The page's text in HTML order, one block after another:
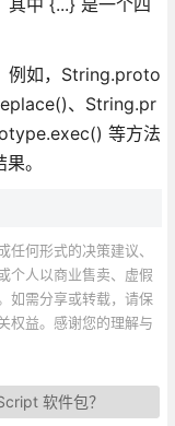
例如，String.proto
、String.pr
等方法
。
何形式的决策建议、
个人以商业售卖、虚假
如需分享或转载，请保
权益。感谢您的理解与
软件包？